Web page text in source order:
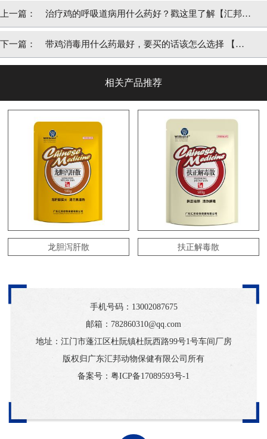
上一篇： 治疗鸡的呼吸道病用什么药好？戳这里了解【汇邦兽
药】
下一篇： 带鸡消毒用什么药最好，要买的话该怎么选择 【汇
相关产品推荐
龙胆泻肝散 扶正解毒散
手机号码： 13002087675
邮箱：782860310@qq.com
地址：江门市蓬江区杜阮镇杜阮西路99号1号车间厂房
版权归广东汇邦动物保健有限公司所有
备案号： 粤ICP备17089593号-1